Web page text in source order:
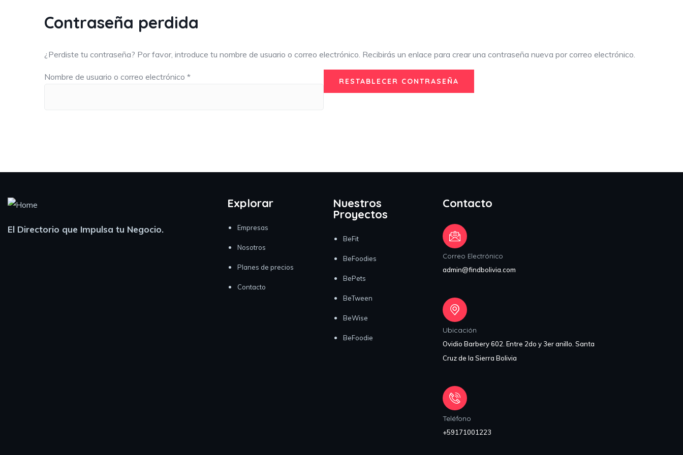
Contraseña perdida
¿Perdiste tu contraseña? Por favor, introduce tu nombre de usuario o correo electrónico. Recibirás un enlace para crear una contraseña nueva por correo electrónico.
Nombre de usuario o correo electrónico * RESTABLECER CONTRASEÑA
El Directorio que Impulsa tu Negocio.
Explorar
Empresas
Nosotros
Planes de precios
Contacto
Nuestros
Proyectos
BeFit
BeFoodies
BePets
BeTween
BeWise
BeFoodie
Contacto
Correo Electrónico
admin@findbolivia.com
Ubicación
Ovidio Barbery 602. Entre 2do y 3er anillo. Santa
Cruz de la Sierra Bolivia
Teléfono
+59171001223